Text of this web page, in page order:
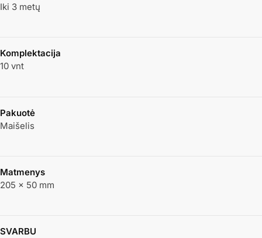
Iki 3 metų
Komplektacija
10 vnt
Pakuotė
Maišelis
Matmenys
205 × 50 mm
SVARBU